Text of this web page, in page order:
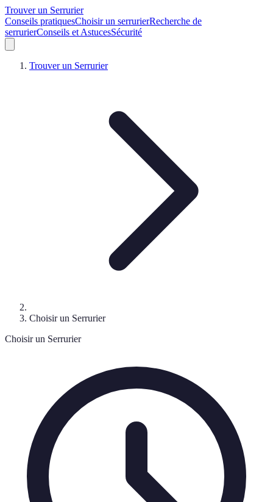
Trouver un Serrurier
Conseils pratiquesChoisir un serrurierRecherche de
serrurierConseils et AstucesSécurité
Trouver un Serrurier
Choisir un Serrurier
Choisir un Serrurier